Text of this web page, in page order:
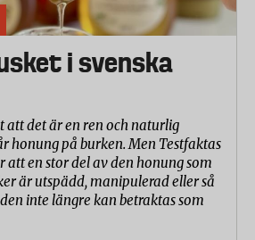
som dB, LWA.
har betygsatts och
ett totalbetyg i samråd med
går på en skala från 1
delmomenten har viktats
enligt följande:
i svenska
att det är en ren och naturlig
honung på burken. Men Testfaktas
att en stor del av den honung som
är utspädd, manipulerad eller så
inte längre kan betraktas som